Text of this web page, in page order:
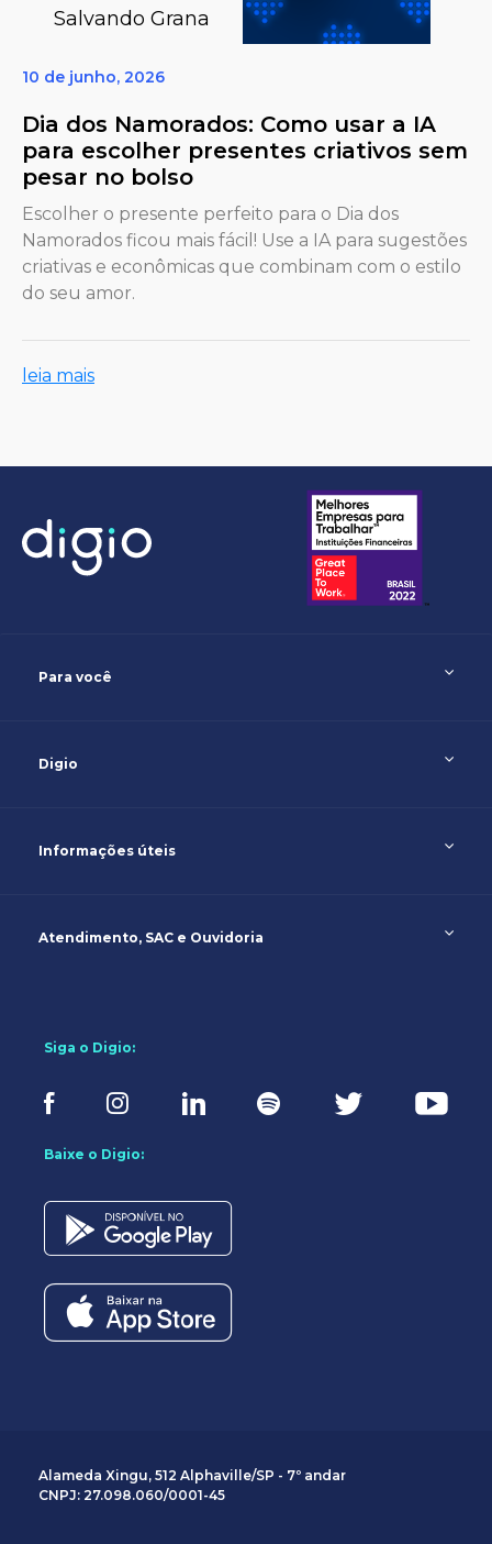
Salvando Grana
10 de junho, 2026
Dia dos Namorados: Como usar a IA
para escolher presentes criativos sem
pesar no bolso
Escolher o presente perfeito para o Dia dos
Namorados ficou mais fácil! Use a IA para sugestões
criativas e econômicas que combinam com o estilo
do seu amor.
leia mais
Para você
Digio
Informações úteis
Atendimento, SAC e Ouvidoria
Siga o Digio:
Baixe o Digio:
Alameda Xingu, 512 Alphaville/SP - 7º andar
CNPJ: 27.098.060/0001-45